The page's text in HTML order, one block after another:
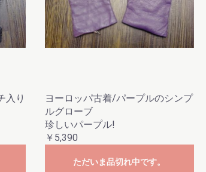
入り
ヨーロッパ古着/パープルのシンプ
ルグローブ
珍しいパープル!
￥5,390
ただいま品切れ中です。